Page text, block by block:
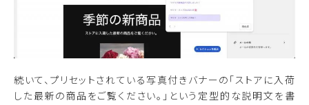
続いて、プリセットされている写真付きバナーの「ストアに入荷
した最新の商品をご覧ください。」という定型的な説明文を書